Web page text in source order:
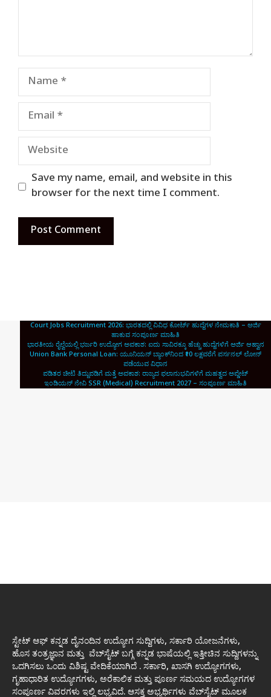
Name
Email
Website
Save my name, email, and website in this
browser for the next time I comment.
Court Jobs Recruitment 2026: ಭಾರತದಲ್ಲಿ ವಿವಿಧ ಕೋರ್ಟ್ ಹುದ್ದೆಗಳ ನೇಮಕಾತಿ – ಅರ್ಜಿ
ಹಾಕುವ ಸಂಪೂರ್ಣ ಮಾಹಿತಿ
ಭಾರತೀಯ ರೈಲ್ವೆಯಲ್ಲಿ ಭರ್ಜರಿ ಉದ್ಯೋಗ ಅವಕಾಶ: ಐದು ಸಾವಿರಕ್ಕೂ ಹೆಚ್ಚು ಹುದ್ದೆಗಳಿಗೆ ಅರ್ಜಿ ಆಹ್ವಾನ
Union Bank Personal Loan: ಯೂನಿಯನ್ ಬ್ಯಾಂಕ್‌ನಿಂದ ₹10 ಲಕ್ಷವರೆಗೆ ಪರ್ಸನಲ್ ಲೋನ್
ಪಡೆಯುವ ವಿಧಾನ
ಪಡಿತರ ಚೀಟಿ ತಿದ್ದುಪಡಿಗೆ ಮತ್ತೆ ಅವಕಾಶ: ರಾಜ್ಯದ ಫಲಾನುಭವಿಗಳಿಗೆ ಮಹತ್ವದ ಅಪ್ಡೇಟ್
ಇಂಡಿಯನ್ ನೇವಿ SSR (Medical) Recruitment 2027 – ಸಂಪೂರ್ಣ ಮಾಹಿತಿ
ಸ್ಟೇಟ್ ಆಫ್ ಕನ್ನಡ ದೈನಂದಿನ ಉದ್ಯೋಗ ಸುದ್ದಿಗಳು, ಸರ್ಕಾರಿ ಯೋಜನೆಗಳು,
ಹೊಸ ತಂತ್ರಜ್ಞಾನ ಮತ್ತು ವೆಬ್‌ಸೈಟ್ ಬಗ್ಗೆ ಕನ್ನಡ ಭಾಷೆಯಲ್ಲಿ ಇತ್ತೀಚಿನ ಸುದ್ದಿಗಳನ್ನು
ಒದಗಿಸಲು ಒಂದು ವಿಶಿಷ್ಟ ವೇದಿಕೆಯಾಗಿದೆ . ಸರ್ಕಾರಿ, ಖಾಸಗಿ ಉದ್ಯೋಗಗಳು,
ಗೃಹಾಧಾರಿತ ಉದ್ಯೋಗಗಳು, ಅರೆಕಾಲಿಕ ಮತ್ತು ಪೂರ್ಣ ಸಮಯದ ಉದ್ಯೋಗಗಳ
ಸಂಪೂರ್ಣ ವಿವರಗಳು ಇಲ್ಲಿ ಲಭ್ಯವಿದೆ. ಆಸಕ್ತ ಅಭ್ಯರ್ಥಿಗಳು ವೆಬ್‌ಸೈಟ್ ಮೂಲಕ